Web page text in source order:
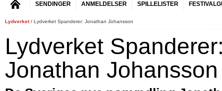
SENDINGER ANMELDELSER SPILLELISTER
Lydverket/ Lydverket Spanderer: Jonathan Johansson
Lydverket
Jonathan Johansson